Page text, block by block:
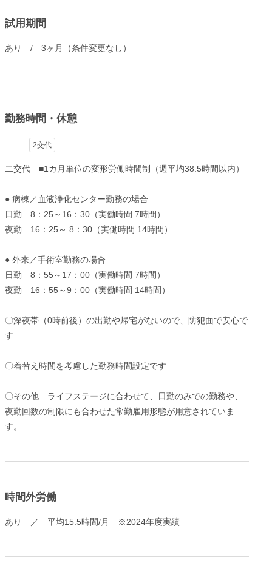
試用期間
あり / 3ヶ月（条件変更なし）
勤務時間・休憩
2交代
二交代 ■1カ月単位の変形労働時間制（週平均38.5時間以内）
● 病棟／血液浄化センター勤務の場合
日勤 8：25～16：30（実働時間 7時間）
夜勤 16：25～ 8：30（実働時間 14時間）
● 外来／手術室勤務の場合
日勤 8：55～17：00（実働時間 7時間）
夜勤 16：55～9：00（実働時間 14時間）
〇深夜帯（0時前後）の出勤や帰宅がないので、防犯面で安心で
す
〇着替え時間を考慮した勤務時間設定です
〇その他 ライフステージに合わせて、日勤のみでの勤務や、
夜勤回数の制限にも合わせた常勤雇用形態が用意されていま
す。
時間外労働
あり ／ 平均15.5時間/月 ※2024年度実績